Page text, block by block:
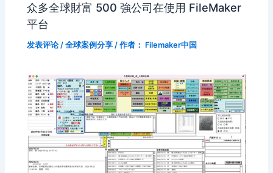
众多全球財富 500 強公司在使用 FileMaker
平台
发表评论 /全球案例分享 / 作者： Filemaker中国